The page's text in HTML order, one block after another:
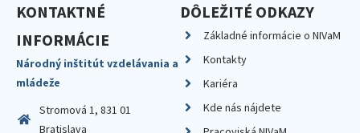
KONTAKTNÉ
INFORMÁCIE
Národný inštitút vzdelávania a
mládeže
Stromová 1, 831 01
Bratislava
DÔLEŽITÉ ODKAZY
Základné informácie o NIVaM
Kontakty
Kariéra
Kde nás nájdete